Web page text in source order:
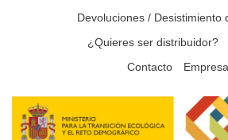
Devoluciones / Desistimiento
¿Quieres ser distribuidor?
Contacto
Empresa